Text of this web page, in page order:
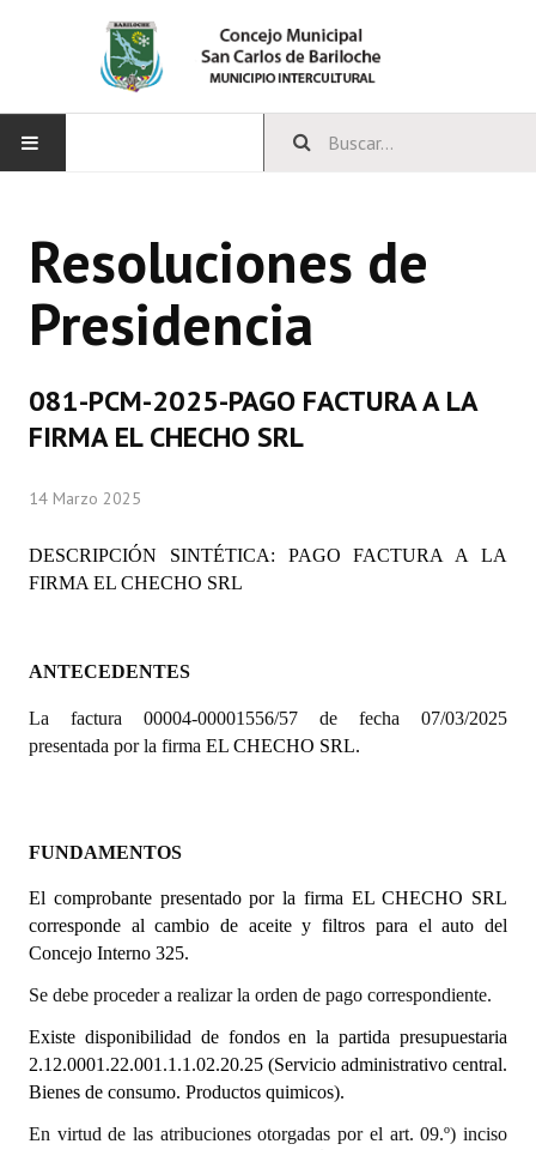
CONCEJO
Bloques Políticos
Comisiones Permanentes
Programas
Constitución Nacional
Constitución Provincial
Digesto
Organigrama
DOCUMENTOS
Proyectos Presentados
Resoluciones de
Presidencia
081-PCM-2025-PAGO FACTURA A LA
FIRMA EL CHECHO SRL
14 Marzo 2025
DESCRIPCIÓN SINTÉTICA: PAGO FACTURA A LA
FIRMA EL CHECHO SRL
ANTECEDENTES
La factura 00004-00001556/57 de fecha 07/03/2025
presentada por la firma EL CHECHO SRL.
FUNDAMENTOS
El comprobante presentado por la firma EL CHECHO SRL
corresponde al cambio de aceite y filtros para el auto del
Concejo Interno 325.
Se debe proceder a realizar la orden de pago correspondiente.
Existe disponibilidad de fondos en la partida presupuestaria
2.12.0001.22.001.1.1.02.20.25 (Servicio administrativo central.
Bienes de consumo. Productos quimicos).
En virtud de las atribuciones otorgadas por el art. 09.º) inciso